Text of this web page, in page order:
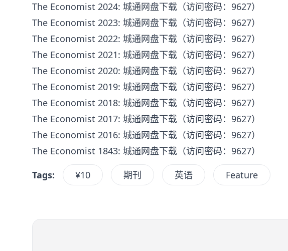
The Economist 2024: 城通网盘下载 （访问密码：9627）
The Economist 2023: 城通网盘下载 （访问密码：9627）
The Economist 2022: 城通网盘下载 （访问密码：9627）
The Economist 2021: 城通网盘下载 （访问密码：9627）
The Economist 2020: 城通网盘下载 （访问密码：9627）
The Economist 2019: 城通网盘下载 （访问密码：9627）
The Economist 2018: 城通网盘下载 （访问密码：9627）
The Economist 2017: 城通网盘下载 （访问密码：9627）
The Economist 2016: 城通网盘下载 （访问密码：9627）
The Economist 1843: 城通网盘下载 （访问密码：9627）
Tags:
¥10 期刊 英语 Feature